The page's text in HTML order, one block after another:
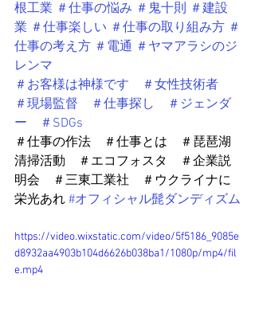
根工業 ＃仕事の悩み ＃鬼十則 ＃建設
業 ＃仕事楽しい ＃仕事の取り組み方 ＃
仕事の考え方 ＃電通 ＃ヤマアラシのジ
レンマ
＃お客様は神様です　＃女性技術者
＃現場監督　＃仕事探し　＃ジェンダ
ー　＃SDGs
＃仕事の作法　＃仕事とは　＃琵琶湖
清掃活動　＃エコフォスタ　＃企業説
明会　＃三東工業社　＃ウクライナに
栄光あれ #オフィシャル髭ダンディズム
https://video.wixstatic.com/video/5f5186_9085e
d8932aa4903b104d6626b038ba1/1080p/mp4/fil
e.mp4